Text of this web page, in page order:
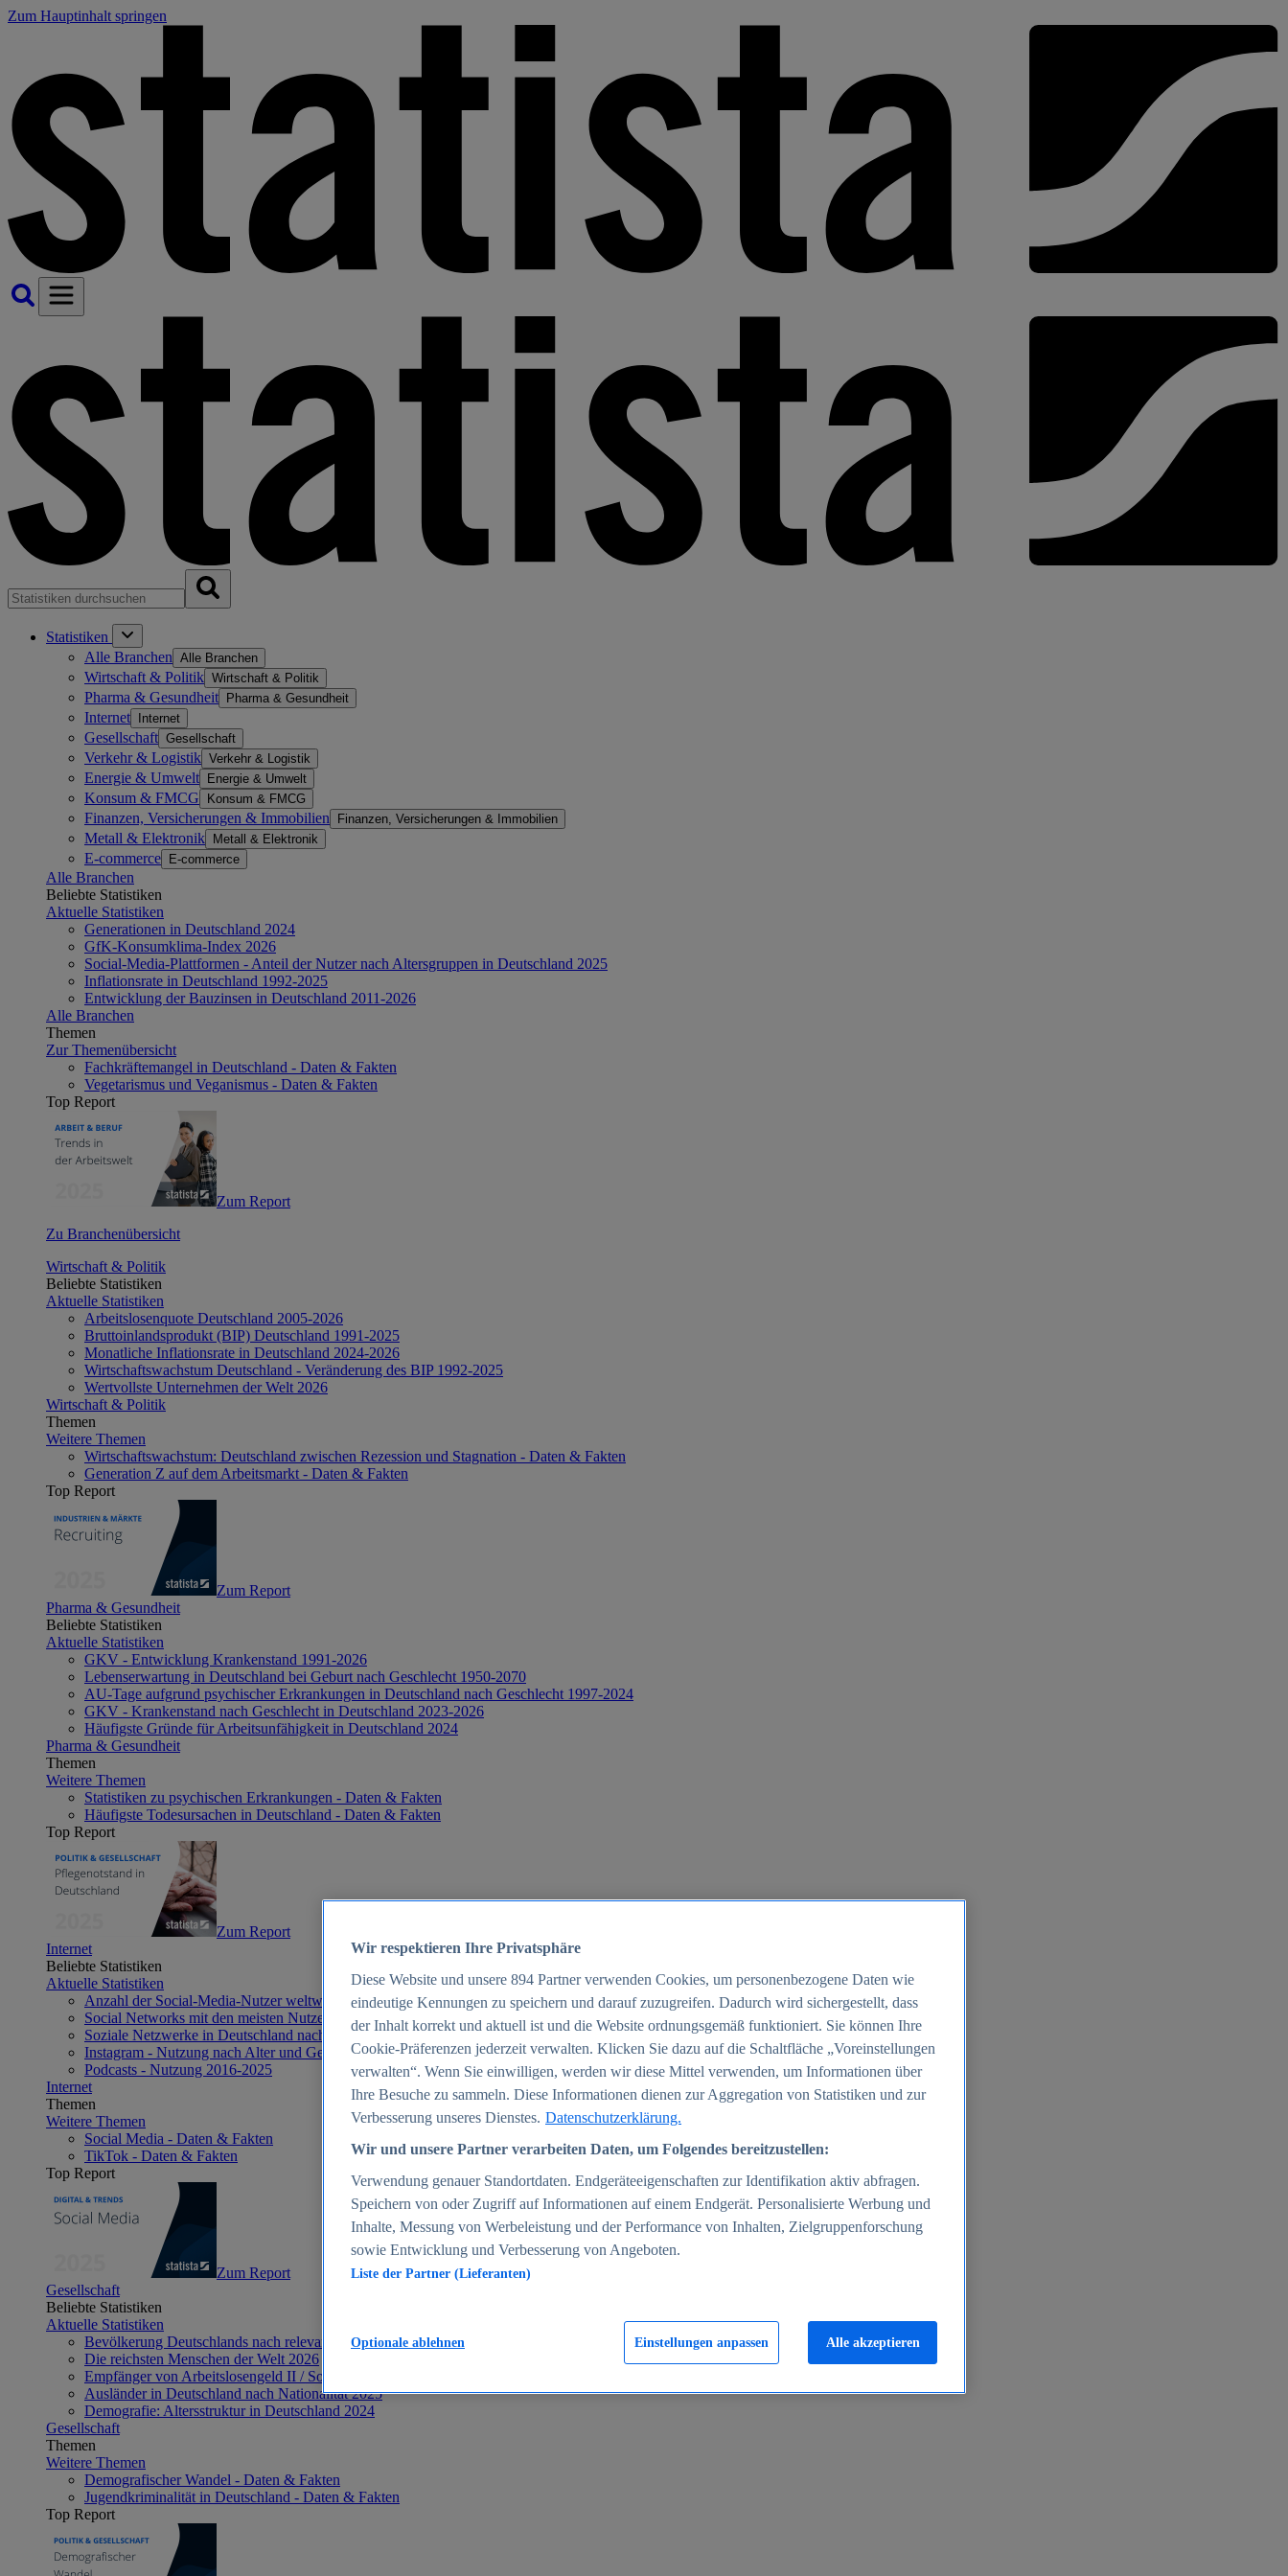
Zum Hauptinhalt springen
Statistiken
Alle Branchen Alle Branchen
Wirtschaft & Politik Wirtschaft & Politik
Pharma & Gesundheit Pharma & Gesundheit
Internet Internet
Gesellschaft Gesellschaft
Verkehr & Logistik Verkehr & Logistik
Energie & Umwelt Energie & Umwelt
Konsum & FMCG Konsum & FMCG
Finanzen, Versicherungen & Immobilien Finanzen, Versicherungen & Immobilien
Metall & Elektronik Metall & Elektronik
E-commerce E-commerce
Alle Branchen
Beliebte Statistiken
Aktuelle Statistiken
Generationen in Deutschland 2024
GfK-Konsumklima-Index 2026
Social-Media-Plattformen - Anteil der Nutzer nach Altersgruppen in Deutschland 2025
Inflationsrate in Deutschland 1992-2025
Entwicklung der Bauzinsen in Deutschland 2011-2026
Alle Branchen
Themen
Zur Themenübersicht
Fachkräftemangel in Deutschland - Daten & Fakten
Vegetarismus und Veganismus - Daten & Fakten
Top Report
Zum Report
Zu Branchenübersicht
Wirtschaft & Politik
Beliebte Statistiken
Aktuelle Statistiken
Arbeitslosenquote Deutschland 2005-2026
Bruttoinlandsprodukt (BIP) Deutschland 1991-2025
Monatliche Inflationsrate in Deutschland 2024-2026
Wirtschaftswachstum Deutschland - Veränderung des BIP 1992-2025
Wertvollste Unternehmen der Welt 2026
Wirtschaft & Politik
Themen
Weitere Themen
Wirtschaftswachstum: Deutschland zwischen Rezession und Stagnation - Daten & Fakten
Generation Z auf dem Arbeitsmarkt - Daten & Fakten
Top Report
Zum Report
Pharma & Gesundheit
Beliebte Statistiken
Aktuelle Statistiken
GKV - Entwicklung Krankenstand 1991-2026
Lebenserwartung in Deutschland bei Geburt nach Geschlecht 1950-2070
AU-Tage aufgrund psychischer Erkrankungen in Deutschland nach Geschlecht 1997-2024
GKV - Krankenstand nach Geschlecht in Deutschland 2023-2026
Häufigste Gründe für Arbeitsunfähigkeit in Deutschland 2024
Pharma & Gesundheit
Themen
Weitere Themen
Statistiken zu psychischen Erkrankungen - Daten & Fakten
Häufigste Todesursachen in Deutschland - Daten & Fakten
Top Report
Zum Report
Internet
Beliebte Statistiken
Aktuelle Statistiken
Anzahl der Social-Media-Nutzer weltweit 2012-2025
Social Networks mit den meisten Nutzern weltweit 2025
Soziale Netzwerke in Deutschland nach Generationen 2025
Instagram - Nutzung nach Alter und Geschlecht in Deutschland 2025
Podcasts - Nutzung 2016-2025
Internet
Themen
Weitere Themen
Social Media - Daten & Fakten
TikTok - Daten & Fakten
Top Report
Zum Report
Gesellschaft
Beliebte Statistiken
Aktuelle Statistiken
Bevölkerung Deutschlands nach relevanten Altersgruppen 2024
Die reichsten Menschen der Welt 2026
Empfänger von Arbeitslosengeld II / Sozialgeld / Bürgergeld in Deutschland 2005-2025
Ausländer in Deutschland nach Nationalität 2025
Demografie: Altersstruktur in Deutschland 2024
Gesellschaft
Themen
Weitere Themen
Demografischer Wandel - Daten & Fakten
Jugendkriminalität in Deutschland - Daten & Fakten
Top Report
Wir respektieren Ihre Privatsphäre
Diese Website und unsere 894 Partner verwenden Cookies, um personenbezogene Daten wie
eindeutige Kennungen zu speichern und darauf zuzugreifen. Dadurch wird sichergestellt, dass
der Inhalt korrekt und aktuell ist und die Website ordnungsgemäß funktioniert. Sie können Ihre
Cookie-Präferenzen jederzeit verwalten. Klicken Sie dazu auf die Schaltfläche „Voreinstellungen
verwalten“. Wenn Sie einwilligen, werden wir diese Mittel verwenden, um Informationen über
Ihre Besuche zu sammeln. Diese Informationen dienen zur Aggregation von Statistiken und zur
Verbesserung unseres Dienstes. Datenschutzerklärung.
Wir und unsere Partner verarbeiten Daten, um Folgendes bereitzustellen:
Verwendung genauer Standortdaten. Endgeräteeigenschaften zur Identifikation aktiv abfragen.
Speichern von oder Zugriff auf Informationen auf einem Endgerät. Personalisierte Werbung und
Inhalte, Messung von Werbeleistung und der Performance von Inhalten, Zielgruppenforschung
sowie Entwicklung und Verbesserung von Angeboten.
Liste der Partner (Lieferanten)
Einstellungen anpassen
Optionale ablehnen Alle akzeptieren